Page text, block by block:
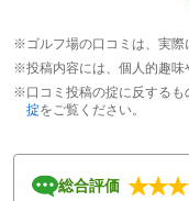
※ゴルフ場の口コミは、実際
※投稿内容には、個人的趣味
※口コミ投稿の掟に反するも
掟をご覧ください。
総合評価